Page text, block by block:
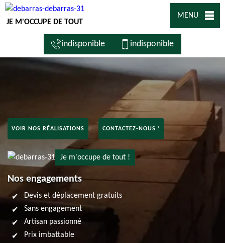
JE M'OCCUPE DE TOUT
MENU
indisponible indisponible
VOIR NOS RÉALISATIONS CONTACTEZ-NOUS !
Je m'occupe de tout !
Nos engagements
Devis et déplacement gratuits
Sans engagement
Artisan passionné
Prix imbattable